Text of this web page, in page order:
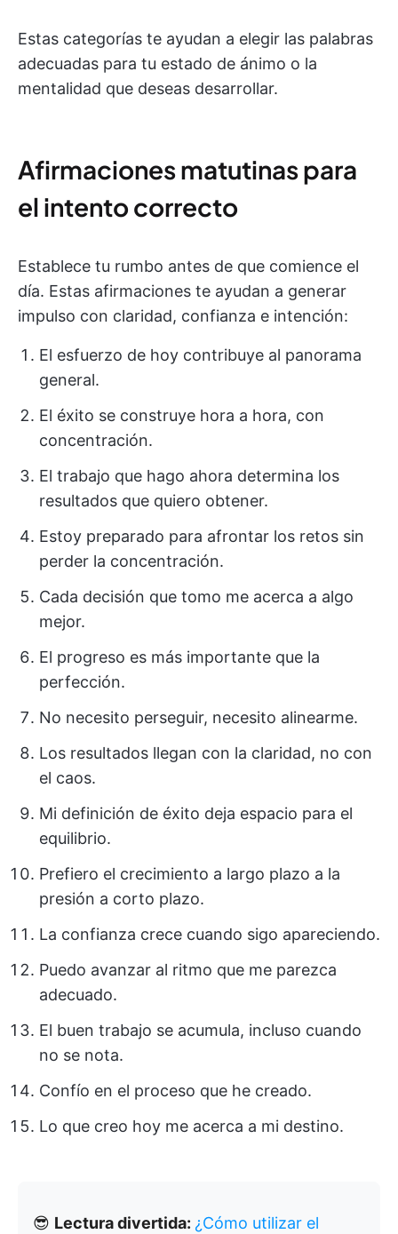
Estas categorías te ayudan a elegir las palabras
adecuadas para tu estado de ánimo o la
mentalidad que deseas desarrollar.
Afirmaciones matutinas para
el intento correcto
Establece tu rumbo antes de que comience el
día. Estas afirmaciones te ayudan a generar
impulso con claridad, confianza e intención:
El esfuerzo de hoy contribuye al panorama
general.
El éxito se construye hora a hora, con
concentración.
El trabajo que hago ahora determina los
resultados que quiero obtener.
Estoy preparado para afrontar los retos sin
perder la concentración.
Cada decisión que tomo me acerca a algo
mejor.
El progreso es más importante que la
perfección.
No necesito perseguir, necesito alinearme.
Los resultados llegan con la claridad, no con
el caos.
Mi definición de éxito deja espacio para el
equilibrio.
Prefiero el crecimiento a largo plazo a la
presión a corto plazo.
La confianza crece cuando sigo apareciendo.
Puedo avanzar al ritmo que me parezca
adecuado.
El buen trabajo se acumula, incluso cuando
no se nota.
Confío en el proceso que he creado.
Lo que creo hoy me acerca a mi destino.
😎 Lectura divertida: ¿Cómo utilizar el